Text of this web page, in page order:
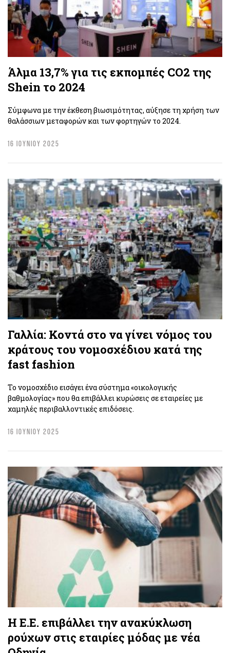
Άλμα 13,7% για τις εκπομπές CO2 της
Shein το 2024
Σύμφωνα με την έκθεση βιωσιμότητας, αύξησε τη χρήση των
θαλάσσιων μεταφορών και των φορτηγών το 2024.
16 ΙΟΥΝΙΟΥ 2025
Γαλλία: Κοντά στο να γίνει νόμος του
κράτους του νομοσχέδιου κατά της
fast fashion
Το νομοσχέδιο εισάγει ένα σύστημα «οικολογικής
βαθμολογίας» που θα επιβάλλει κυρώσεις σε εταιρείες με
χαμηλές περιβαλλοντικές επιδόσεις.
16 ΙΟΥΝΙΟΥ 2025
Η Ε.Ε. επιβάλλει την ανακύκλωση
ρούχων στις εταιρίες μόδας με νέα